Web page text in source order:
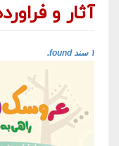
آثار و
۱ سند found.